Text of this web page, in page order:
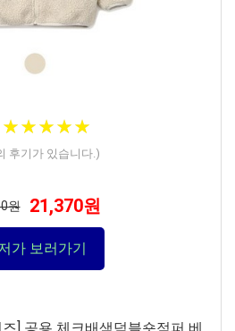
★★★★★
★★★★★
후기가 있습니다.)
원 21,370원
가 보러가기